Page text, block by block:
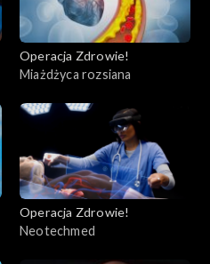
Operacja Zdrowie!
Miażdżyca rozsiana
Operacja Zdrowie!
Neotechmed